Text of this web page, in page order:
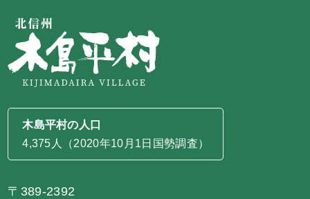
木島平村の人口
4,375人（2020年10月1日国勢調査）
〒389-2392